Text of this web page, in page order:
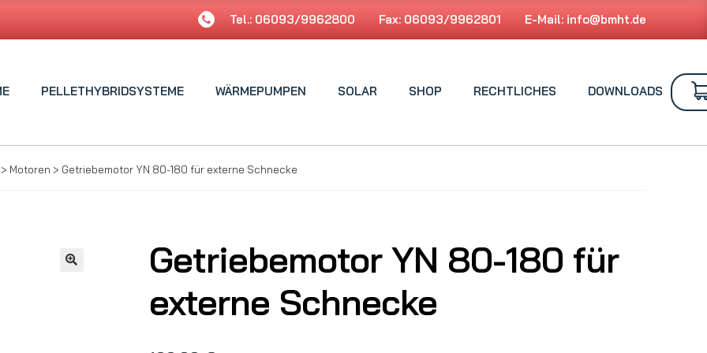
Tel.: 06093/9962800 Fax: 06093/9962801 E-Mail: info@bmht.de
PELLETHYBRIDSYSTEME WÄRMEPUMPEN SOLAR SHOP RECHTLICHES DOWNLOADS
> Motoren > Getriebemotor YN 80-180 für externe Schnecke
Getriebemotor YN 80-180 für
externe Schnecke